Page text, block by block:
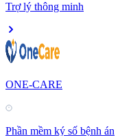
Trợ lý thông minh
ONE-CARE
Phần mềm ký số bệnh án